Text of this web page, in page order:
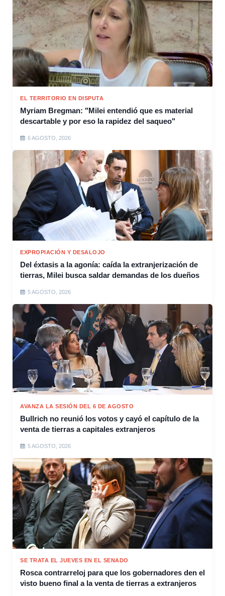
EL TERRITORIO EN DISPUTA
Myriam Bregman: "Milei entendió que es material
descartable y por eso la rapidez del saqueo"
6 AGOSTO, 2026
EXPROPIACIÓN Y DESALOJO
Del éxtasis a la agonía: caída la extranjerización de
tierras, Milei busca saldar demandas de los dueños
5 AGOSTO, 2026
AVANZA LA SESIÓN DEL 6 DE AGOSTO
Bullrich no reunió los votos y cayó el capítulo de la
venta de tierras a capitales extranjeros
5 AGOSTO, 2026
SE TRATA EL JUEVES EN EL SENADO
Rosca contrarreloj para que los gobernadores den el
visto bueno final a la venta de tierras a extranjeros